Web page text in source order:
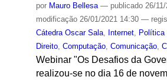
por Mauro Bellesa — publicado26/11/
modificação26/01/2021 14:30 —
Cátedra Oscar Sala, Internet, Política
Direito, Computação, Comunicação,
Webinar "Os Desafios da
realizou-se no dia 16 de